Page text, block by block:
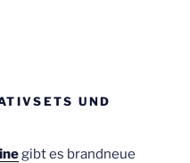
UND
gibt es brandneue